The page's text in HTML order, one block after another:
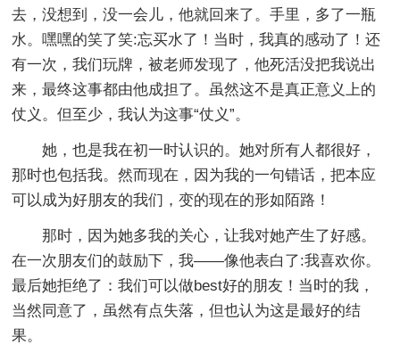
去，没想到，没一会儿，他就回来了。手里，多了一瓶
水。嘿嘿的笑了笑:忘买水了！当时，我真的感动了！还
有一次，我们玩牌，被老师发现了，他死活没把我说出
来，最终这事都由他成担了。虽然这不是真正意义上的
仗义。但至少，我认为这事“仗义”。
她，也是我在初一时认识的。她对所有人都很好，
那时也包括我。然而现在，因为我的一句错话，把本应
可以成为好朋友的我们，变的现在的形如陌路！
那时，因为她多我的关心，让我对她产生了好感。
在一次朋友们的鼓励下，我——像他表白了:我喜欢你。
最后她拒绝了：我们可以做best好的朋友！当时的我，
当然同意了，虽然有点失落，但也认为这是最好的结
果。